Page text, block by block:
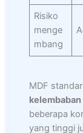
Risiko
menge
mbang
MDF
kelembaban
beberapa
yang tinggi